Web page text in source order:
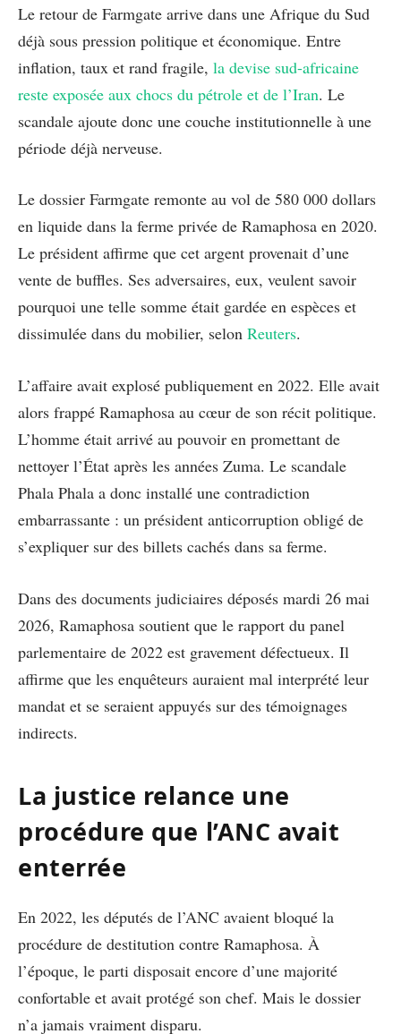
Le retour de Farmgate arrive dans une Afrique du Sud
déjà sous pression politique et économique. Entre
inflation, taux et rand fragile, la devise sud-africaine
reste exposée aux chocs du pétrole et de l’Iran. Le
scandale ajoute donc une couche institutionnelle à une
période déjà nerveuse.
Le dossier Farmgate remonte au vol de 580 000 dollars
en liquide dans la ferme privée de Ramaphosa en 2020.
Le président affirme que cet argent provenait d’une
vente de buffles. Ses adversaires, eux, veulent savoir
pourquoi une telle somme était gardée en espèces et
dissimulée dans du mobilier, selon Reuters.
L’affaire avait explosé publiquement en 2022. Elle avait
alors frappé Ramaphosa au cœur de son récit politique.
L’homme était arrivé au pouvoir en promettant de
nettoyer l’État après les années Zuma. Le scandale
Phala Phala a donc installé une contradiction
embarrassante : un président anticorruption obligé de
s’expliquer sur des billets cachés dans sa ferme.
Dans des documents judiciaires déposés mardi 26 mai
2026, Ramaphosa soutient que le rapport du panel
parlementaire de 2022 est gravement défectueux. Il
affirme que les enquêteurs auraient mal interprété leur
mandat et se seraient appuyés sur des témoignages
indirects.
La justice relance une
procédure que l’ANC avait
enterrée
En 2022, les députés de l’ANC avaient bloqué la
procédure de destitution contre Ramaphosa. À
l’époque, le parti disposait encore d’une majorité
confortable et avait protégé son chef. Mais le dossier
n’a jamais vraiment disparu.